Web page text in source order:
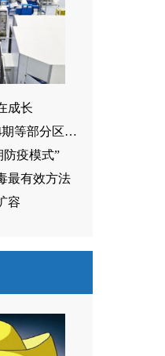
成长
哈市松北区地恒托斯卡纳4期等部分区域调整为中风险地区
防疫模式”
最有效方法
容